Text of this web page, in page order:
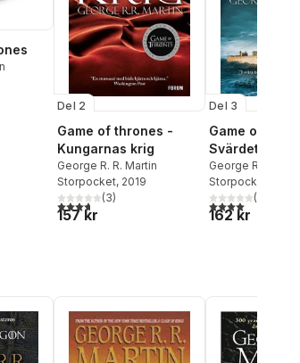
antal röster:
Del 2
Game of thrones -
Kungarnas krig
George R. R. Martin
Storpocket, 2019
3,7utav 5 stjärnor. Totalt antal röster:
(3)
157 kr
Del 3
Game of
Svärdets makt
George R. R.
Storpocket
4,0utav 5(
162 kr